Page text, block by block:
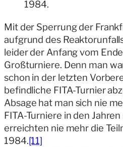
1984.
Mit der Sperrung der
aufgrund des
leider der Anfang vom
Großturniere. Denn man
schon in der letzten
befindliche FITA-Turnier
Absage hat man sich nie
FITA-Turniere in den
erreichten nie mehr die
1984.[11]